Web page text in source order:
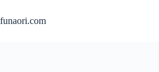
ン
funaori.com